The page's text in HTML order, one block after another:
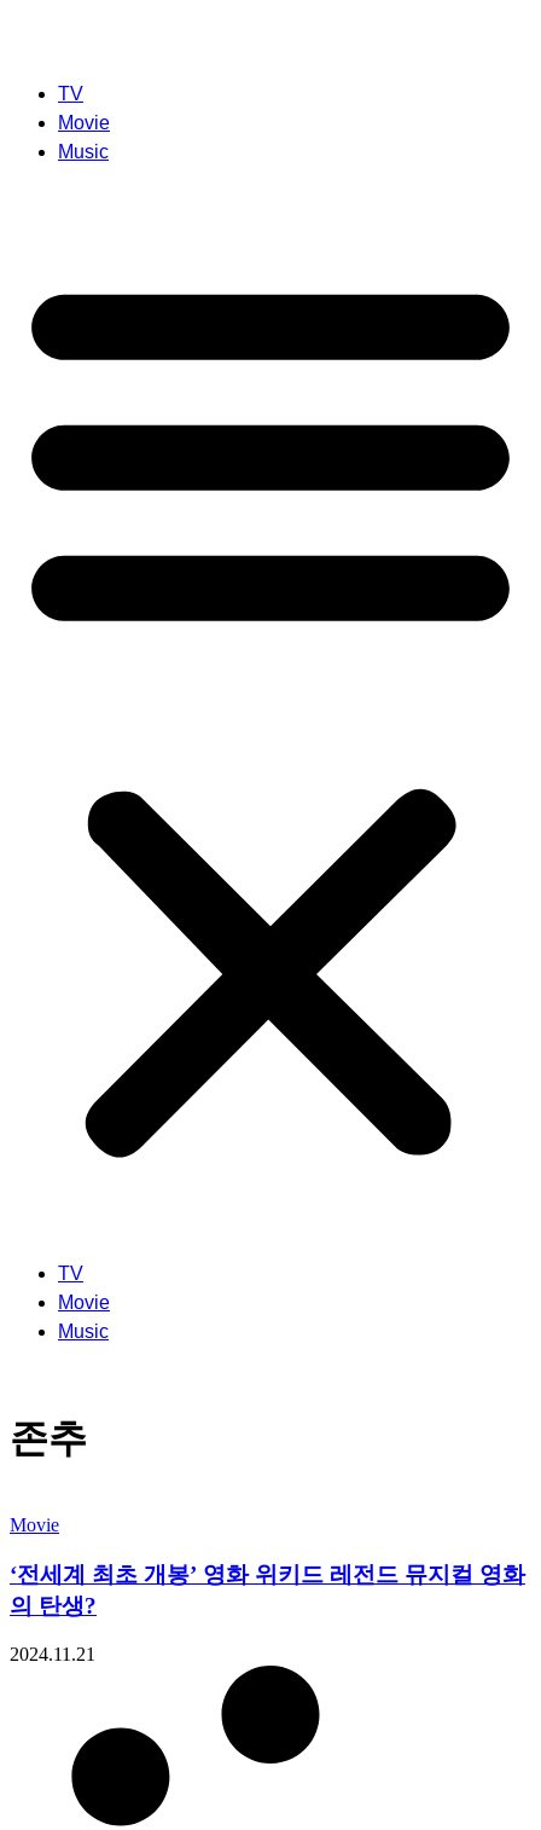
TV
Movie
Music
TV
Movie
Music
존추
Movie
‘전세계 최초 개봉’ 영화 위키드 레전드 뮤지컬 영화
의 탄생?
2024.11.21